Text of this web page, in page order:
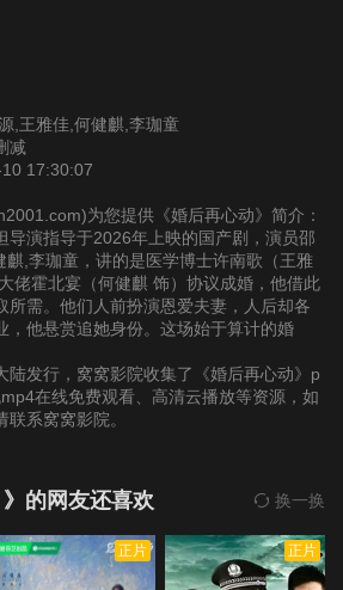
第20集
第23集 第24集
,王雅佳,何健麒,李珈童
减
17:30:07
为您提供《婚后再心动》简介：
导演指导于2026年上映的国产剧，演员邵
麒,李珈童，讲的是医学博士许南歌（王雅
佬霍北宴（何健麒 饰）协议成婚，他借此
所需。他们人前扮演恩爱夫妻，人后却各
他悬赏追她身份。这场始于算计的婚
陆发行，窝窝影院收集了《婚后再心动》p
在线免费观看、高清云播放等资源，如
系窝窝影院。
的网友还喜欢 换一换
正片 正片